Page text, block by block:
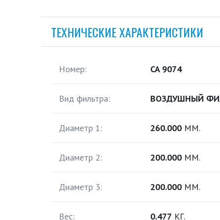
ТЕХНИЧЕСКИЕ ХАРАКТЕРИСТИКИ
Номер: CA 9074
Вид фильтра: ВОЗДУШНЫЙ
Диаметр 1: 260.000 ММ.
Диаметр 2: 200.000 ММ.
Диаметр 3: 200.000 ММ.
Вес: 0.477 КГ.